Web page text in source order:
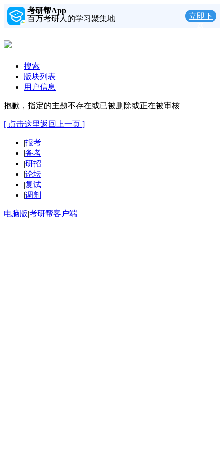
考研帮App
百万考研人的学习聚集地
立即下
搜索
版块列表
用户信息
抱歉，指定的主题不存在或已被删除或正在被审核
[ 点击这里返回上一页 ]
|报考
|备考
|研招
|论坛
|复试
|调剂
电脑版|考研帮客户端